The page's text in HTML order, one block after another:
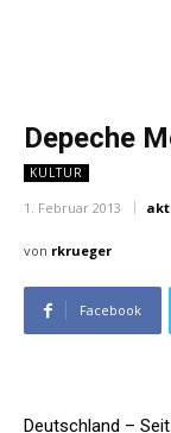
Depeche
KULTUR
1. Februar 2013
von rkrueger
Facebook
Deutschland –